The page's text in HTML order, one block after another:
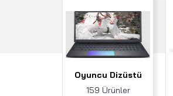
Oyuncu Dizüstü
159 Ürünler